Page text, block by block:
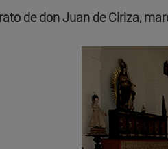
de don Juan de Ciriza,